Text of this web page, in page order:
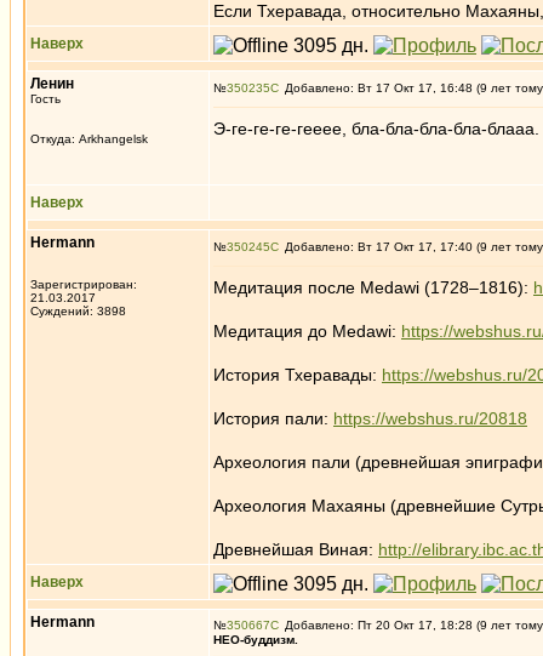
Если Тхеравада, относительно
Наверх
Ленин
Гость
Откуда: Arkhangelsk
№350235 Добавлено: Вт 17 Окт 17, 16:48 (9 лет
Э-ге-ге-ге-гееее, бла-бла-бла-бла-блааа.
Наверх
Hermann
Зарегистрирован:
21.03.2017
Суждений: 3898
№350245 Добавлено: Вт 17 Окт 17, 17:40 (9 лет
Медитация после Medawi (1728–1816):
Медитация до Medawi: https://
История Тхеравады: https://webshus.ru/
История пали: https://webshus.ru/20818
Археология пали (древнейшая
Археология Махаяны (древнейшие
Древнейшая Виная: http://
Наверх
Hermann №350667
Добавлено: Пт 20 Окт 17, 18:28 (9 лет
НЕО-буддизм.